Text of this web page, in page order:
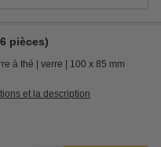
pièces)
à thé verre 100 x 85 mm
et la description